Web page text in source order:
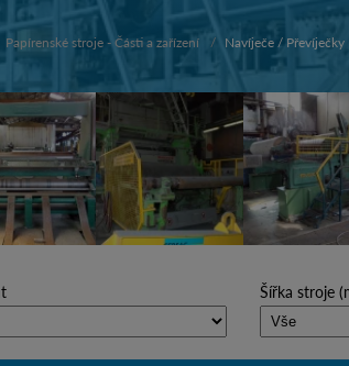
Papírenské stroje - Části a zařízení Navíječe / Převíječky
Šířka stroje